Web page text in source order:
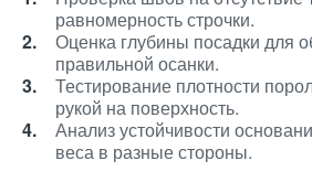
равномерность строчки.
Оценка глубины посадки для
правильной осанки.
Тестирование плотности
рукой на поверхность.
Анализ устойчивости
веса в разные стороны.